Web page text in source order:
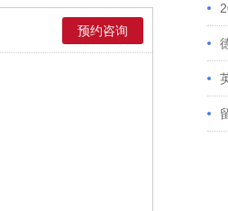
预约咨询
么
例